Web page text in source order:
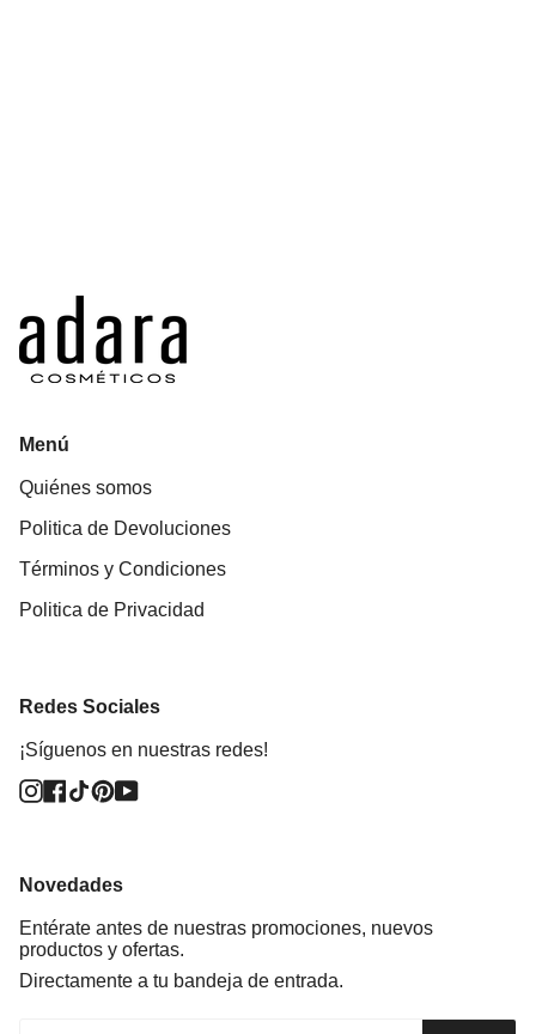
Menú
Quiénes somos
Politica de Devoluciones
Términos y Condiciones
Politica de Privacidad
Redes Sociales
¡Síguenos en nuestras redes!
Instagram
Facebook
TikTokPinterest
YouTube
Novedades
Entérate antes de nuestras promociones, nuevos
productos y ofertas.
Directamente a tu bandeja de entrada.